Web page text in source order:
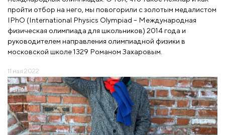
пройти отбор на него, мы повогорили с золотым медалистом
IPhO (International Physics Olympiad – Международная
физическая олимпиада для школьников) 2014 года и
руководителем направления олимпиадной физики в
московской школе 1329 Романом Захаровым.
11 мая 2022